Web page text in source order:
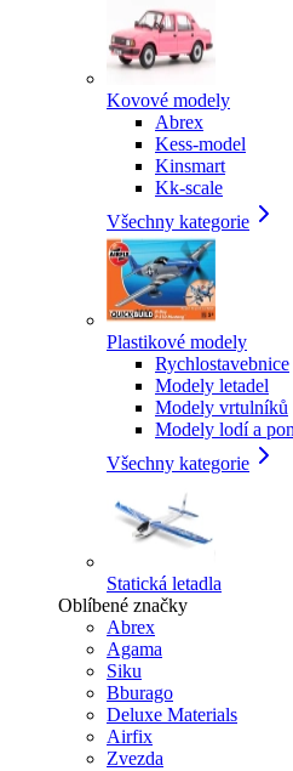
Kovové modely
Abrex
Kess-model
Kinsmart
Kk-scale
Všechny kategorie
Plastikové modely
Rychlostavebnice
Modely letadel
Modely vrtulníků
Modely lodí a
Všechny kategorie
Statická letadla
Oblíbené značky
Abrex
Agama
Siku
Bburago
Deluxe Materials
Airfix
Zvezda